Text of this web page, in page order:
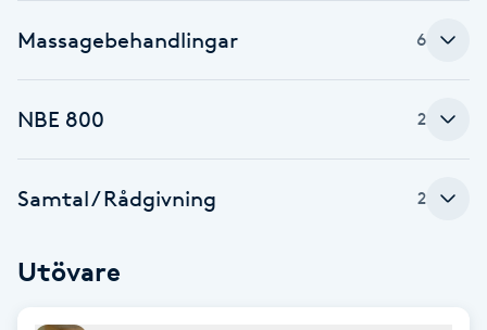
Bröllopsuppsättning
C
Celluliter
Color correction
Massagebehandlingar 6
NBE 800 2
Samtal / Rådgivning 2
Utövare